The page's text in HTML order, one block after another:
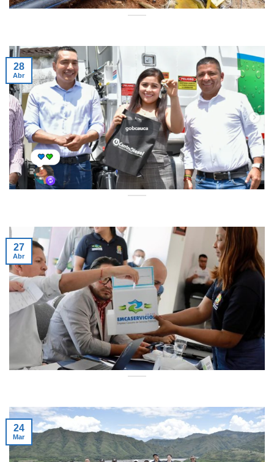
28
Abr
27
Abr
24
Mar